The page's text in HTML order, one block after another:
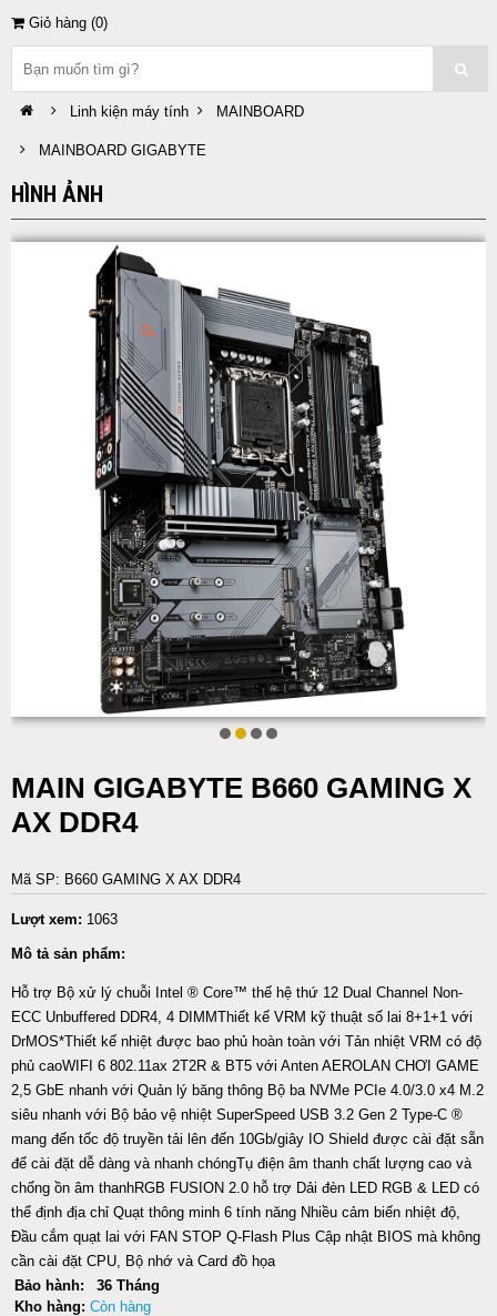
Giỏ hàng (0)
Linh kiện máy tính MAINBOARD
MAINBOARD GIGABYTE
HÌNH ẢNH
MAIN GIGABYTE B660 GAMING X
AX DDR4
Mã SP: B660 GAMING X AX DDR4
Lượt xem: 1063
Mô tả sản phẩm:
Hỗ trợ Bộ xử lý chuỗi Intel ® Core™ thế hệ thứ 12 Dual Channel Non-
ECC Unbuffered DDR4, 4 DIMM​ Thiết kế VRM kỹ thuật số lai 8+1+1 với
DrMOS*​ Thiết kế nhiệt được bao phủ hoàn toàn với Tản nhiệt VRM có độ
phủ cao​ WIFI 6 802.11ax 2T2R & BT5 với Anten AERO​ LAN CHƠI GAME
2,5 GbE nhanh với Quản lý băng thông Bộ ba NVMe PCIe 4.0/3.0 x4 M.2
siêu nhanh với Bộ bảo vệ nhiệt SuperSpeed ​​USB 3.2 Gen 2 Type-C ®
mang đến tốc độ truyền tải lên đến 10Gb/giây IO Shield được cài đặt sẵn
để cài đặt dễ dàng và nhanh chóng​ Tụ điện âm thanh chất lượng cao và
chống ồn âm thanh​ RGB FUSION 2.0 hỗ trợ Dải đèn LED RGB & LED có
thể định địa chỉ Quạt thông minh 6 tính năng Nhiều cảm biến nhiệt độ,
Đầu cắm quạt lai với FAN STOP Q-Flash Plus Cập nhật BIOS mà không
cần cài đặt CPU, Bộ nhớ và Card đồ họa
Bảo hành:
36 Tháng
Kho hàng: Còn hàng